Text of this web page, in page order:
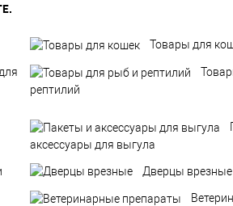
Товары для
рептилий
аксессуары для выгула
Дверцы врезные